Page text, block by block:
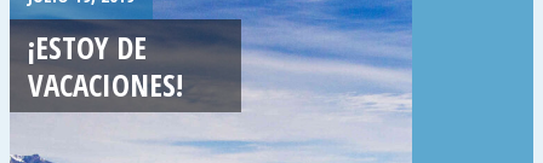
¡ESTOY DE
VACACIONES!